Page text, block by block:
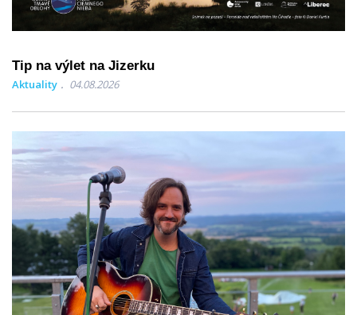
Tip na výlet na Jizerku
Aktuality 04.08.2026